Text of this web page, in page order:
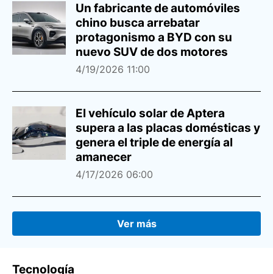
Un fabricante de automóviles
chino busca arrebatar
protagonismo a BYD con su
nuevo SUV de dos motores
4/19/2026 11:00
El vehículo solar de Aptera
supera a las placas domésticas y
genera el triple de energía al
amanecer
4/17/2026 06:00
Ver más
Tecnología